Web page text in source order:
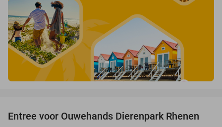
19%
Entree voor Ouwehands Dierenpark Rhenen